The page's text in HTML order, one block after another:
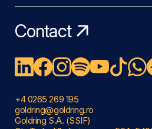
Contact
+4 0265 269 195
goldring@goldring.ro
Goldring S.A. (SSIF)